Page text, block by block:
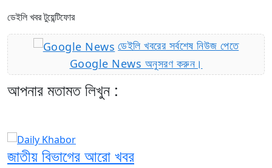
ডেইলি খবর টুয়েন্টিফোর
ডেইলি খবরের সর্বশেষ নিউজ পেতে
Google News অনুসরণ করুন।
আপনার মতামত লিখুন :
জাতীয় বিভাগের আরো খবর